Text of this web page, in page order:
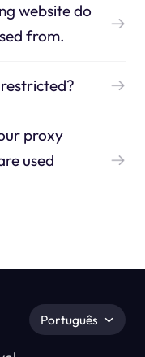
website do
from.
proxy
used
Português